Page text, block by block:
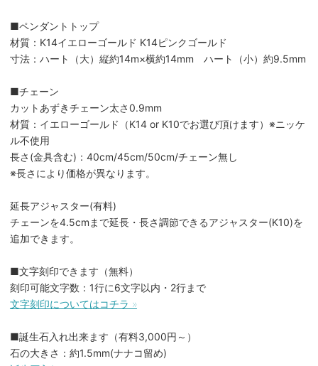
■ペンダントトップ
材質：K14イエローゴールド K14ピンクゴールド
寸法：ハート（大）縦約14m×横約14mm ハート（小）約9.5mm
■チェーン
カットあずきチェーン太さ0.9mm
材質：イエローゴールド（K14 or K10でお選び頂けます）※ニッケ
ル不使用
長さ(金具含む)：40cm/45cm/50cm/チェーン無し
※長さにより価格が異なります。
延長アジャスター(有料)
チェーンを4.5cmまで延長・長さ調節できるアジャスター(K10)を
追加できます。
■文字刻印できます（無料）
刻印可能文字数：1行に6文字以内・2行まで
文字刻印についてはコチラ »
■誕生石入れ出来ます（有料3,000円～）
石の大きさ：約1.5mm(ナナコ留め)